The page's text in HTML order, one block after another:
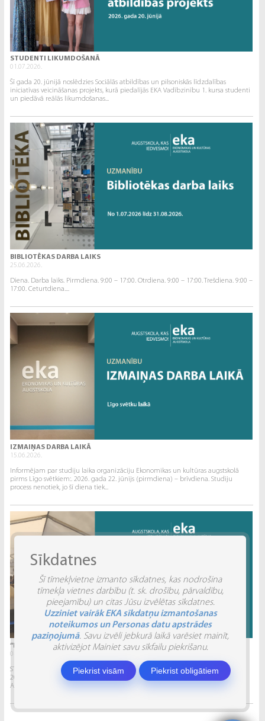
STUDENTI LIKUMDOŠANĀ
01.07.2026.
Šī gada 20. jūnijā noslēdzies Sociālās atbildības un pilsoniskās līdzdalības
iniciatīvas veicināšanas projekts, kurā piedalījās EKA Vadībzinību 1. kursa studenti
un piedāvā reālās likumdošanas...
BIBLIOTĒKAS DARBA LAIKS
25.06.2026.
Diena. Darba laiks. Pirmdiena. 9:00 – 17:00. Otrdiena. 9:00 – 17:00. Trešdiena. 9:00 –
17:00. Ceturtdiena....
IZMAIŅAS DARBA LAIKĀ
15.06.2026.
Informējam par studiju laika organizāciju Ekonomikas un kultūras augstskolā
pirms Līgo svētkiem:. 2026. gada 22. jūnijs (pirmdiena) – brīvdiena. Studiju
process nenotiek, jo šī diena tiek...
“INVENTIO 2026” ATSKATS
04.06.2026.
STUDĒJOŠO STARPTAUTISKĀ ZINĀTNISKI PRAKTISKĀ KONFERENCE “INVENTIO 2026”.
2026. gada 29. un 30. maijā Ekonomikas un kultūras augstskola sadarbībā ar
Alberta Koledžu organizēja Studējošo...
Sīkdatnes
Šī tīmekļvietne izmanto sīkdatnes, kas nodrošina
tīmekļa vietnes darbību (t. sk. drošību, pārvaldību,
pieejamību) un citas Jūsu izvēlētas sīkdatnes.
Uzziniet vairāk EKA sīkdatņu izmantošanas
noteikumos un Personas datu apstrādes
paziņojumā. Savu izvēli jebkurā laikā varēsiet mainīt,
aktivizējot Mainiet savu sīkfailu piekrišanu.
Piekrist visām Piekrist obligātiem